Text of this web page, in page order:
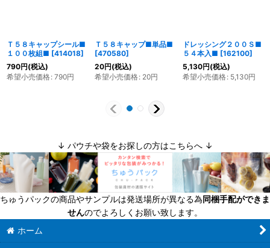
Ｔ５８キャップシール■
１００枚組■ [414018]
790円(税込)
希望小売価格: 790円
Ｔ５８キャップ■単品■
[470580]
20円(税込)
希望小売価格: 20円
ドレッシング２００Ｓ■
５４本入■ [162100]
5,130円(税込)
希望小売価格: 5,130円
↓ パウチや袋をお探しの方はこちらへ ↓
ちゅうパックの商品やサンプルは発送場所が異なる為同梱手配ができま
せんのでよろしくお願い致します。
ホーム